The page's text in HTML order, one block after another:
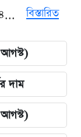
বিস্তারিত
দাম